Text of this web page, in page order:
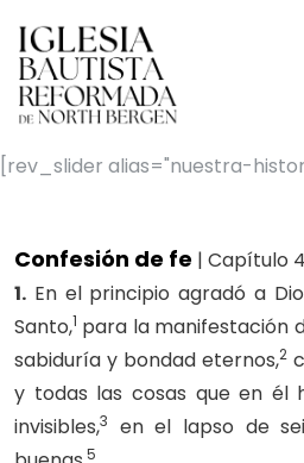
[rev_slider alias="nuestra-
Confesión de fe | Capítulo
1. En el principio agradó a
Santo,1 para la manifestación
sabiduría y bondad eternos,2
y todas las cosas que en él
invisibles,3 en el lapso de
5